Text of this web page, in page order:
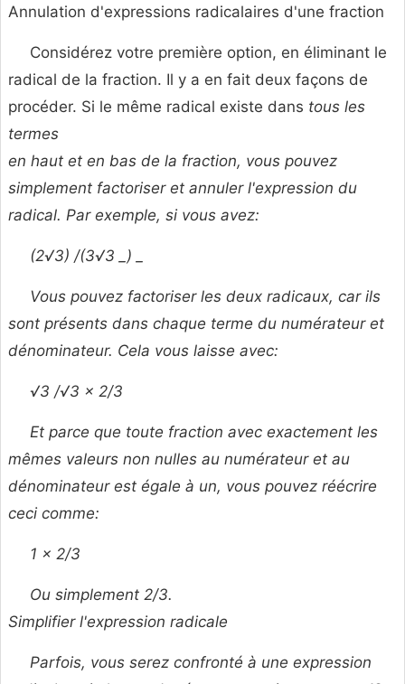
Annulation d'expressions radicalaires d'une fraction
Considérez votre première option, en éliminant le
radical de la fraction. Il y a en fait deux façons de
procéder. Si le même radical existe dans tous les
termes
en haut et en bas de la fraction, vous pouvez
simplement factoriser et annuler l'expression du
radical. Par exemple, si vous avez:
(2√3) /(3√3 _) _
Vous pouvez factoriser les deux radicaux, car ils
sont présents dans chaque terme du numérateur et
dénominateur. Cela vous laisse avec:
√3 /√3 × 2/3
Et parce que toute fraction avec exactement les
mêmes valeurs non nulles au numérateur et au
dénominateur est égale à un, vous pouvez réécrire
ceci comme:
1 × 2/3
Ou simplement 2/3.
Simplifier l'expression radicale
Parfois, vous serez confronté à une expression